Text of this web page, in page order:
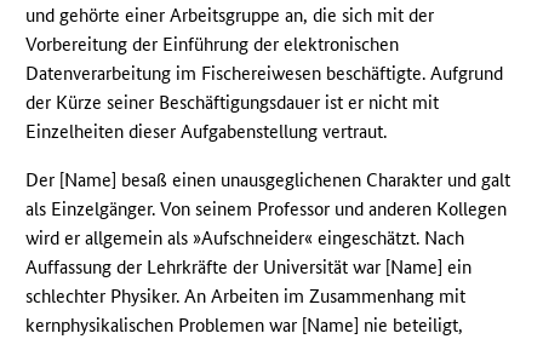
und gehörte einer Arbeitsgruppe an, die sich mit der
Vorbereitung der Einführung der elektronischen
Datenverarbeitung im Fischereiwesen beschäftigte. Aufgrund
der Kürze seiner Beschäftigungsdauer ist er nicht mit
Einzelheiten dieser Aufgabenstellung vertraut.
Der [Name] besaß einen unausgeglichenen Charakter und galt
als Einzelgänger. Von seinem Professor und anderen Kollegen
wird er allgemein als »Aufschneider« eingeschätzt. Nach
Auffassung der Lehrkräfte der Universität war [Name] ein
schlechter Physiker. An Arbeiten im Zusammenhang mit
kernphysikalischen Problemen war [Name] nie beteiligt,